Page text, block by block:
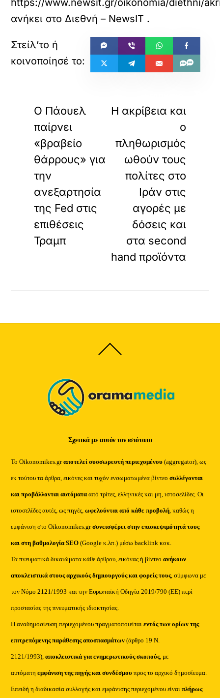
https://www.newsit.gr/oikonomia/diethni/
ανήκει στοΔιεθνή – NewsIT .
Ο Πάουελ
παίρνει
«βραβείο
θάρρους» για
την
ανεξαρτησία
της Fed στις
επιθέσεις
Τραμπ
Η ακρίβεια και
ο
πληθωρισμός
ωθούν τους
πολίτες στο
Ιράν στις
αγορές με
δόσεις και
στα second
hand προϊόντα
Back
To
Σχετικά με αυτόν τον ιστότοπο
Το Oikonomikes.grαποτελεί συσσωρευτή περιεχομένου (aggregator), ως
εκ τούτου τα άρθρα, εικόνες και τυχόν ενσωματωμένα βίντεοσυλλέγονται
και προβάλλονται αυτόματααπό τρίτες, ελληνικές και μη, ιστοσελίδες. Οι
ιστοσελίδες αυτές, ως πηγές,ωφελούνται από κάθε προβολή, καθώς η
εμφάνιση στο Oikonomikes.grσυνεισφέρει στην επισκεψιμότητά τους
και στη βαθμολογία SEO (Google κ.λπ.) μέσω backlink κοκ.
Τα πνευματικά δικαιώματα κάθε άρθρου, εικόνας ή βίντεοανήκουν
αποκλειστικά στους αρχικούς δημιουργούς και φορείς τους, σύμφωνα με
τον Νόμο 2121/1993 και την Ευρωπαϊκή Οδηγία 2019/790 (ΕΕ) περί
προστασίας της πνευματικής ιδιοκτησίας.
Η αναδημοσίευση περιεχομένου πραγματοποιείταιεντός των ορίων της
επιτρεπόμενης παράθεσης αποσπασμάτων (άρθρο 19 Ν.
2121/1993), αποκλειστικά για ενημερωτικούς σκοπούς, με
αυτόματηεμφάνιση της πηγής και συνδέσμου προς το αρχικό δημοσίευμα.
Επειδή η διαδικασία συλλογής και εμφάνισης περιεχομένου είναιπλήρως